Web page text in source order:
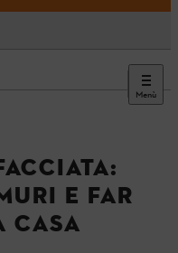
Menù
E FAR
CASA